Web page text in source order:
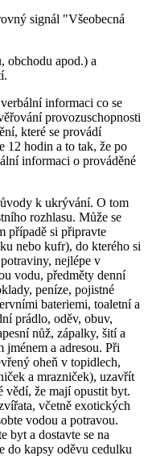
signál "Všeobecná
obchodu apod.) a
informaci co se
provozuschopnosti
které se provádí
12 hodin a to tak, že po
informaci o prováděné
k ukrývání. O tom
rozhlasu. Může se
případě si připravte
nebo kufr), do kterého si
nejlépe v
vodu, předměty denní
peníze, pojistné
bateriemi, toaletní a
prádlo, oděv, obuv,
nůž, zápalky, šití a
jménem a adresou. Při
oheň v topidlech,
a mrazniček), uzavřít
vědí, že mají opustit byt.
včetně exotických
vodou a potravou.
byt a dostavte se na
do kapsy oděvu cedulku